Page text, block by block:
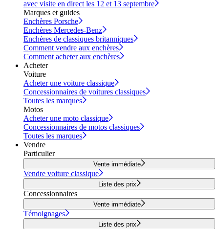
avec visite en direct les 12 et 13 septembre
Marques et guides
Enchères Porsche
Enchères Mercedes-Benz
Enchères de classiques britanniques
Comment vendre aux enchères
Comment acheter aux enchères
Acheter
Voiture
Acheter une voiture classique
Concessionnaires de voitures classiques
Toutes les marques
Motos
Acheter une moto classique
Concessionnaires de motos classiques
Toutes les marques
Vendre
Particulier
Vente immédiate
Vendre voiture classique
Liste des prix
Concessionnaires
Vente immédiate
Témoignages
Liste des prix